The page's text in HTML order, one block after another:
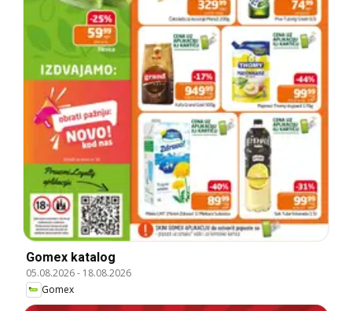
Gomex katalog
05.08.2026- 18.08.2026
Gomex